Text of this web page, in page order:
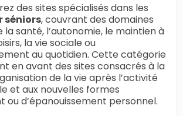
des sites spécialisés dans les
séniors, couvrant des domaines
la santé, l’autonomie, le maintien à
la vie sociale ou
au quotidien. Cette catégorie
en avant des sites consacrés à la
de la vie après l’activité
et aux nouvelles formes
ou d’épanouissement personnel.